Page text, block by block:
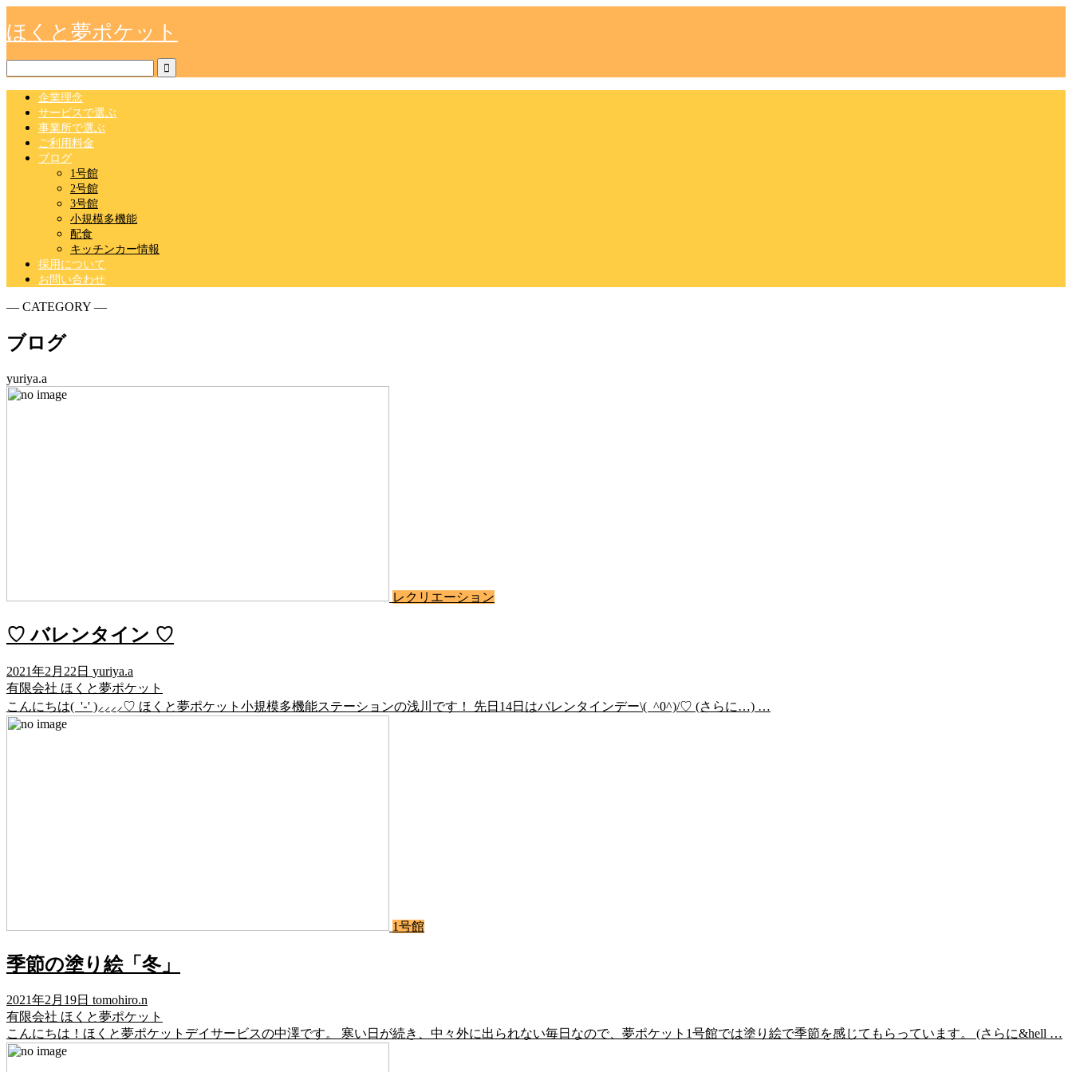
ほくと夢ポケット
企業理念
サービスで選ぶ
事業所で選ぶ
ご利用料金
ブログ
1号館
2号館
3号館
小規模多機能
配食
キッチンカー情報
採用について
お問い合わせ
― CATEGORY ―
ブログ
yuriya.a
レクリエーション
♡ バレンタイン ♡
2021年2月22日 yuriya.a
有限会社 ほくと夢ポケット
こんにちは( '֊' )⸝⸝⸝⸝♡ ほくと夢ポケット小規模多機能ステーションの浅川です！ 先日14日はバレンタインデー\( ^0^)/♡ (さらに…) …
1号館
季節の塗り絵「冬」
2021年2月19日 tomohiro.n
有限会社 ほくと夢ポケット
こんにちは！ほくと夢ポケットデイサービスの中澤です。 寒い日が続き、中々外に出られない毎日なので、夢ポケット1号館では塗り絵で季節を感じてもらっています。 (さらに&hell …